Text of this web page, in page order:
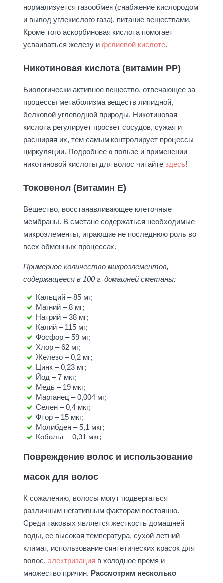
нормализуется газообмен (снабжение кислородом
и вывод углекислого газа), питание веществами.
Кроме того аскорбиновая кислота помогает
усваиваться железу и фолиевой кислоте.
Никотиновая кислота (витамин РР)
Биологически активное вещество, отвечающее за
процессы метаболизма веществ липидной,
белковой углеводной природы. Никотиновая
кислота регулирует просвет сосудов, сужая и
расширяя их, тем самым контролирует процессы
циркуляции. Подробнее о пользе и применении
никотиновой кислоты для волос читайте здесь!
Токовенол (Витамин Е)
Вещество, восстанавливающее клеточные
мембраны. В сметане содержаться необходимые
микроэлементы, играющие не последнюю роль во
всех обменных процессах.
Примерное количество микроэлементов,
содержащееся в 100 г. домашней сметаны:
Кальций – 85 мг;
Магний – 8 мг;
Натрий – 38 мг;
Калий – 115 мг;
Фосфор – 59 мг;
Хлор – 62 мг;
Железо – 0,2 мг;
Цинк – 0,23 мг;
Йод – 7 мкг;
Медь – 19 мкг;
Марганец – 0,004 мг;
Селен – 0,4 мкг;
Фтор – 15 мкг;
Молибден – 5,1 мкг;
Кобальт – 0,31 мкг;
Повреждение волос и использование
масок для волос
К сожалению, волосы могут подвергаться
различным негативным факторам постоянно.
Среди таковых является жесткость домашней
воды, ее высокая температура, сухой летний
климат, использование синтетических красок для
волос, электризация в холодное время и
множество причин. Рассмотрим несколько